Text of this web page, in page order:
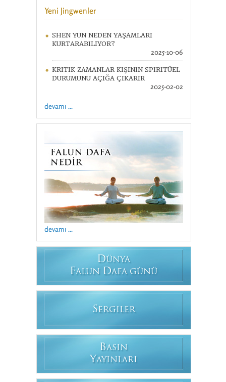
Yeni Jingwenler
SHEN YUN NEDEN YAŞAMLARI
KURTARABILIYOR?
2025-10-06
KRITIK ZAMANLAR KIŞININ SPIRITÜEL
DURUMUNU AÇIĞA ÇIKARIR
2025-02-02
devamı ...
devamı ...
DÜNYA
FALUN DAFA GÜNÜ
SERGILER
BASIN
YAYINLARI